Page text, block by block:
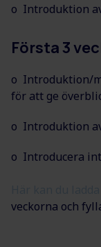
o Introduktion
Första 3
o Introduktion/
för att ge
o Introduktion
o Introducera
veckorna och